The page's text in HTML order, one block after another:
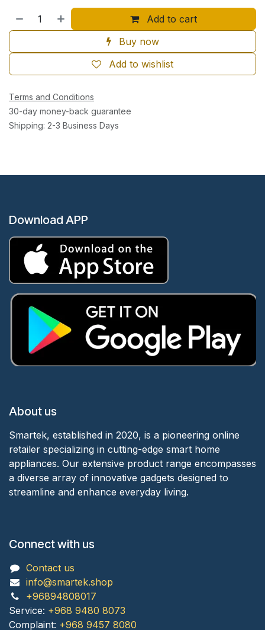
Add to cart
Buy now
Add to wishlist
Terms and Conditions
30-day money-back guarantee
Shipping: 2-3 Business Days
Download APP
About us
Smartek, established in 2020, is a pioneering online
retailer specializing in cutting-edge smart home
appliances. Our extensive product range encompasses
a diverse array of innovative gadgets designed to
streamline and enhance everyday living.
Connect with us
Contact us
info@smartek.shop
+96894808017
Service: +968 9480 8073
Complaint: +968 9457 8080